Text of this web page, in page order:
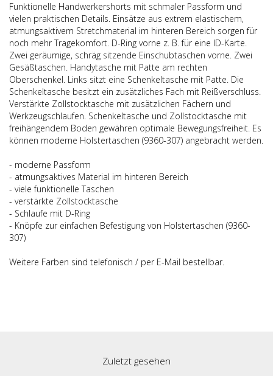
Funktionelle Handwerkershorts mit schmaler Passform und
vielen praktischen Details. Einsätze aus extrem elastischem,
atmungsaktivem Stretchmaterial im hinteren Bereich sorgen für
noch mehr Tragekomfort. D-Ring vorne z. B. für eine ID-Karte.
Zwei geräumige, schräg sitzende Einschubtaschen vorne. Zwei
Gesäßtaschen. Handytasche mit Patte am rechten
Oberschenkel. Links sitzt eine Schenkeltasche mit Patte. Die
Schenkeltasche besitzt ein zusätzliches Fach mit Reißverschluss.
Verstärkte Zollstocktasche mit zusätzlichen Fächern und
Werkzeugschlaufen. Schenkeltasche und Zollstocktasche mit
freihängendem Boden gewähren optimale Bewegungsfreiheit. Es
können moderne Holstertaschen (9360-307) angebracht werden.
- moderne Passform
- atmungsaktives Material im hinteren Bereich
- viele funktionelle Taschen
- verstärkte Zollstocktasche
- Schlaufe mit D-Ring
- Knöpfe zur einfachen Befestigung von Holstertaschen (9360-
307)
Weitere Farben sind telefonisch / per E-Mail bestellbar.
Zuletzt gesehen